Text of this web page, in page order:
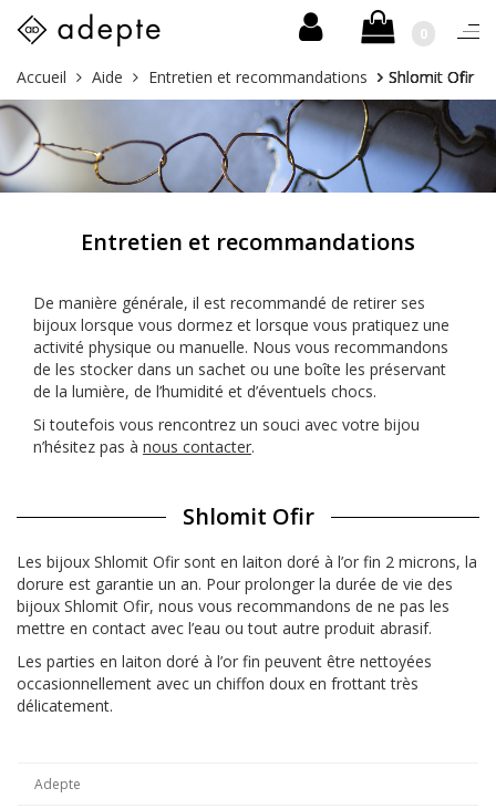
Skip
to
content
0
Vous
êtes
ici :
Accueil Aide Entretien et recommandations Shlomit Ofir
Entretien et recommandations
De manière générale, il est recommandé de retirer ses
bijoux lorsque vous dormez et lorsque vous pratiquez une
activité physique ou manuelle. Nous vous recommandons
de les stocker dans un sachet ou une boîte les préservant
de la lumière, de l’humidité et d’éventuels chocs.
Si toutefois vous rencontrez un souci avec votre bijou
n’hésitez pas à nous contacter.
Shlomit Ofir
Les bijoux Shlomit Ofir sont en laiton doré à l’or fin 2 microns, la
dorure est garantie un an. Pour prolonger la durée de vie des
bijoux Shlomit Ofir, nous vous recommandons de ne pas les
mettre en contact avec l’eau ou tout autre produit abrasif.
Les parties en laiton doré à l’or fin peuvent être nettoyées
occasionnellement avec un chiffon doux en frottant très
délicatement.
Adepte